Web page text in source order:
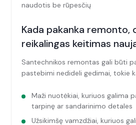
naudotis be rūpesčių
Kada pakanka remonto,
reikalingas keitimas
Santechnikos remontas gali būti
pastebimi nedideli gedimai, tokie
Maži nuotėkiai, kuriuos galima
tarpinę ar sandarinimo detales
Užsikimšę vamzdžiai, kuriuos